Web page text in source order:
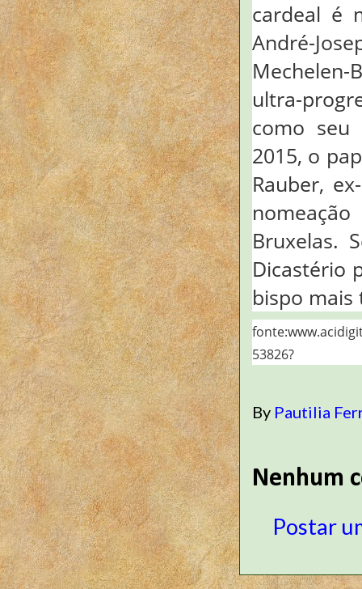
cardeal é
André-
ultra-
como seu
2015, o
Rauber,
Bruxelas.
Dicastério
bispo mais
53826?
By Pautilia
Nenhum
Postar